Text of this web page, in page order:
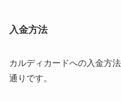
入金方法
カルディカードへの入金方
通りです。